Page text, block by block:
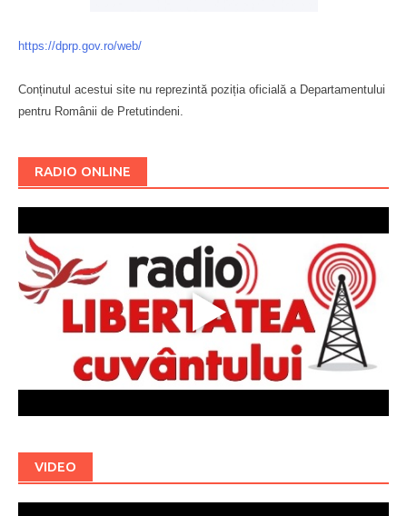
https://dprp.gov.ro/web/
Conținutul acestui site nu reprezintă poziția oficială a Departamentului
pentru Românii de Pretutindeni.
RADIO ONLINE
VIDEO